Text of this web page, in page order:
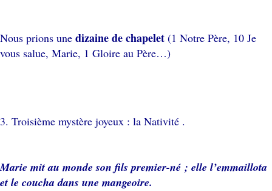
Nous prions une dizaine de chapelet (1 Notre Père, 10 Je
vous salue, Marie, 1 Gloire au Père…)
3. Troisième mystère joyeux : la Nativité .
Marie mit au monde son fils premier-né ; elle l’emmaillota
et le coucha dans une mangeoire.